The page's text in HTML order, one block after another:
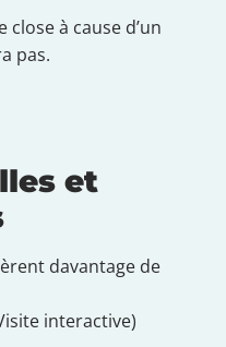
à cause d’un
pas.
et
davantage de
interactive)